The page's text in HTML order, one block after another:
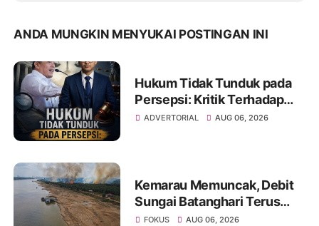
ANDA MUNGKIN MENYUKAI POSTINGAN INI
Hukum Tidak Tunduk pada
Persepsi: Kritik Terhadap
Monopoli Kebenaran oleh
ADVERTORIAL AUG 06, 2026
Kemarau Memuncak, Debit
Sungai Batanghari Terus
Menyusut, Jambi Hadapi
FOKUS AUG 06, 2026